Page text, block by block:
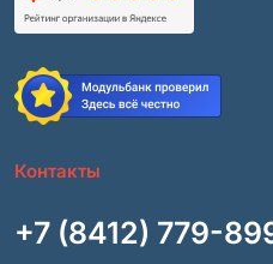
Контакты
+7 (8412) 779-